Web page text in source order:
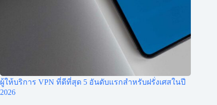
ผู้ให้บริการ VPN ที่ดีที่สุด 5 อันดับแรกสำหรับฝรั่งเศสในปี
2026